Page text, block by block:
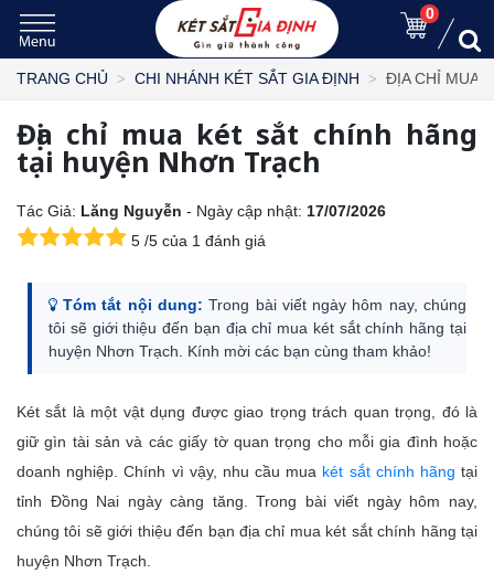
0
TRANG CHỦ CHI NHÁNH KÉT SẮT GIA ĐỊNH ĐỊA CHỈ MUA
Địa chỉ mua két sắt chính hãng
tại huyện Nhơn Trạch
Tác Giả: Lăng Nguyễn - Ngày cập nhật: 17/07/2026
5 /5 của 1 đánh giá
Tóm tắt nội dung: Trong bài viết ngày hôm nay, chúng
tôi sẽ giới thiệu đến bạn địa chỉ mua két sắt chính hãng tại
huyện Nhơn Trạch. Kính mời các bạn cùng tham khảo!
Két sắt là một vật dụng được giao trọng trách quan trọng, đó là
giữ gìn tài sản và các giấy tờ quan trọng cho mỗi gia đình hoặc
doanh nghiệp. Chính vì vậy, nhu cầu mua két sắt chính hãng tại
tỉnh Đồng Nai ngày càng tăng. Trong bài viết ngày hôm nay,
chúng tôi sẽ giới thiệu đến bạn địa chỉ mua két sắt chính hãng tại
huyện Nhơn Trạch.